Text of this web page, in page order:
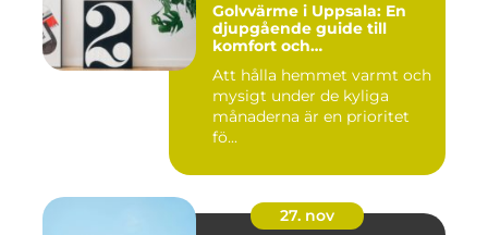
Golvvärme i Uppsala: En
djupgående guide till
komfort och
Att hålla hemmet varmt och
mysigt under de kyliga
månaderna är en prioritet
fö...
27. nov